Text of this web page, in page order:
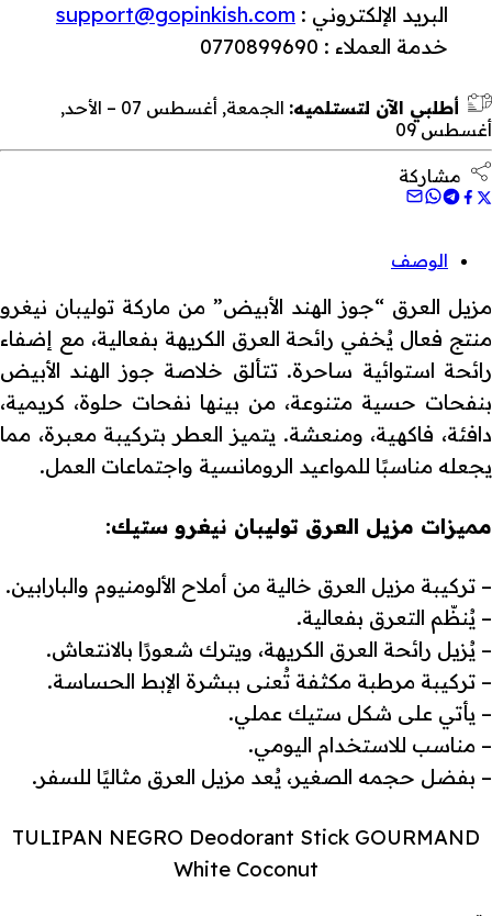
البريد الإلكتروني : support@gopinkish.com
خدمة العملاء : 0770899690
أطلبي الآن لتستلميه:
الجمعة, أغسطس 07 – الأحد,
أغسطس 09
مشاركة
الوصف
مزيل العرق “جوز الهند الأبيض” من ماركة توليبان نيغرو
منتج فعال يُخفي رائحة العرق الكريهة بفعالية، مع إضفاء
رائحة استوائية ساحرة. تتألق خلاصة جوز الهند الأبيض
بنفحات حسية متنوعة، من بينها نفحات حلوة، كريمية،
دافئة، فاكهية، ومنعشة. يتميز العطر بتركيبة معبرة، مما
يجعله مناسبًا للمواعيد الرومانسية واجتماعات العمل.
مميزات مزيل العرق توليبان نيغرو ستيك:
– تركيبة مزيل العرق خالية من أملاح الألومنيوم والبارابين.
– يُنظّم التعرق بفعالية.
– يُزيل رائحة العرق الكريهة، ويترك شعورًا بالانتعاش.
– تركيبة مرطبة مكثفة تُعنى ببشرة الإبط الحساسة.
– يأتي على شكل ستيك عملي.
– مناسب للاستخدام اليومي.
– بفضل حجمه الصغير، يُعد مزيل العرق مثاليًا للسفر.
TULIPAN NEGRO Deodorant Stick GOURMAND
White Coconut